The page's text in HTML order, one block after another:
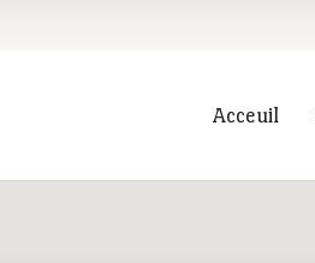
Acceuil